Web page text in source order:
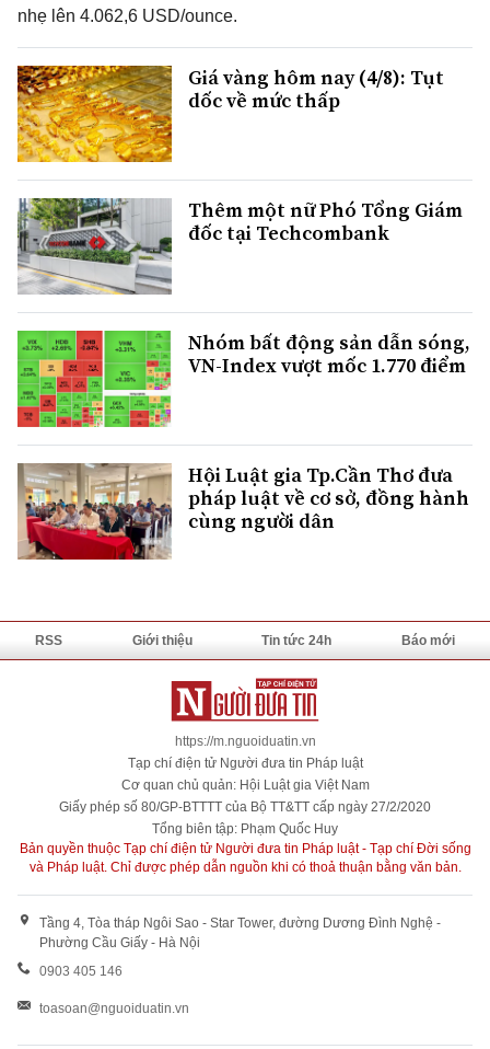
nhẹ lên 4.062,6 USD/ounce.
Giá vàng hôm nay (4/8): Tụt
dốc về mức thấp
Thêm một nữ Phó Tổng Giám
đốc tại Techcombank
Nhóm bất động sản dẫn sóng,
VN-Index vượt mốc 1.770 điểm
Hội Luật gia Tp.Cần Thơ đưa
pháp luật về cơ sở, đồng hành
cùng người dân
RSS Giới thiệu Tin tức 24h Báo mới
https://m.nguoiduatin.vn
Tạp chí điện tử Người đưa tin Pháp luật
Cơ quan chủ quản: Hội Luật gia Việt Nam
Giấy phép số 80/GP-BTTTT của Bộ TT&TT cấp ngày 27/2/2020
Tổng biên tập: Phạm Quốc Huy
Bản quyền thuộc Tạp chí điện tử Người đưa tin Pháp luật - Tạp chí Đời sống
và Pháp luật. Chỉ được phép dẫn nguồn khi có thoả thuận bằng văn bản.
Tầng 4, Tòa tháp Ngôi Sao - Star Tower, đường Dương Đình Nghệ -
Phường Cầu Giấy - Hà Nội
0903 405 146
toasoan@nguoiduatin.vn